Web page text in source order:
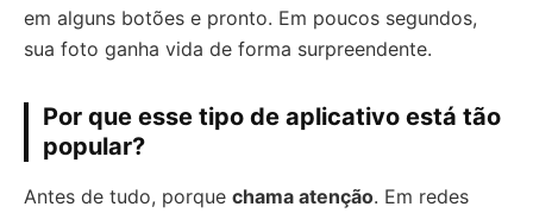
em alguns botões e pronto. Em poucos segundos,
sua foto ganha vida de forma surpreendente.
Por que esse tipo de aplicativo está tão
popular?
Antes de tudo, porque chama atenção. Em redes